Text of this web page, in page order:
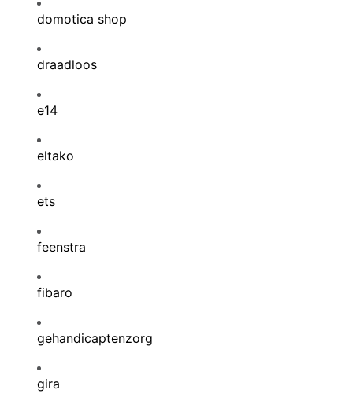
domotica shop
draadloos
e14
eltako
ets
feenstra
fibaro
gehandicaptenzorg
gira